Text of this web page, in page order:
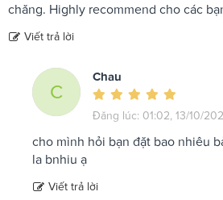
chăng. Highly recommend cho các
Viết trả lời
C
Chau
Đăng lúc: 01:02, 13/10/
cho mình hỏi bạn đặt bao nhiêu
la bnhiu ạ
Viết trả lời